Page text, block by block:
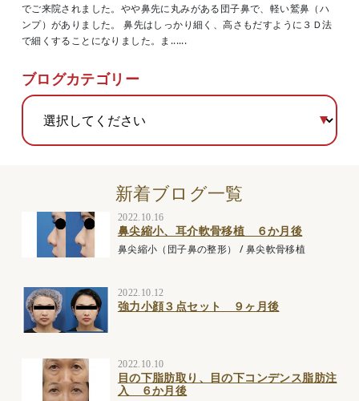
でご来院されました。やや鼻先に丸みがある団子鼻で、軽い鷲鼻（ハ
ンプ）がありました。 鼻先はしっかり細く、高さもだすように３Ｄ法
で細くすることになりました。ま......
ブログカテゴリー
新着ブログ一覧
2022.10.16
鼻尖縮小、耳介軟骨移植 ６か月後
鼻尖縮小（団子鼻の整形） /鼻尖軟骨移植
2022.10.12
強力小顔３点セット ９ヶ月後
2022.10.10
目の下脂肪取り、目の下コンデンス脂肪注
入 ６か月後